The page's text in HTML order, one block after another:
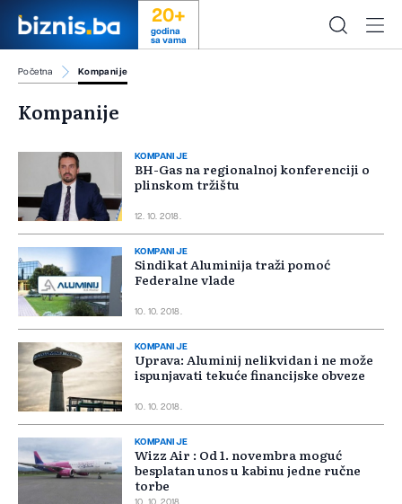
20+
godina
sa vama
Početna Kompanije
Kompanije
KOMPANIJE
BH-Gas na regionalnoj konferenciji o
plinskom tržištu
12. 10. 2018.
KOMPANIJE
Sindikat Aluminija traži pomoć
Federalne vlade
10. 10. 2018.
KOMPANIJE
Uprava: Aluminij nelikvidan i ne može
ispunjavati tekuće financijske obveze
10. 10. 2018.
KOMPANIJE
Wizz Air : Od 1. novembra moguć
besplatan unos u kabinu jedne ručne
torbe